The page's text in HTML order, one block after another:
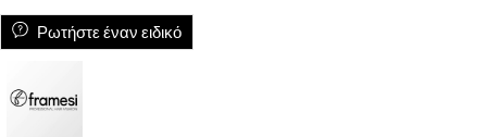
Ρωτήστε έναν ειδικό